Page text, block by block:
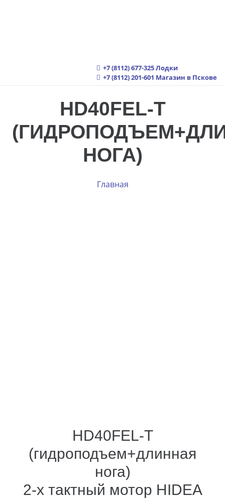
+7 (8112) 677-325Лодки
+7 (8112) 201-601 Магазин в Пскове
HD40FEL-Т
НОГА)
Главная
HD40FEL-Т
(гидроподъем+длинная
нога)
2-х тактный мотор HIDEA